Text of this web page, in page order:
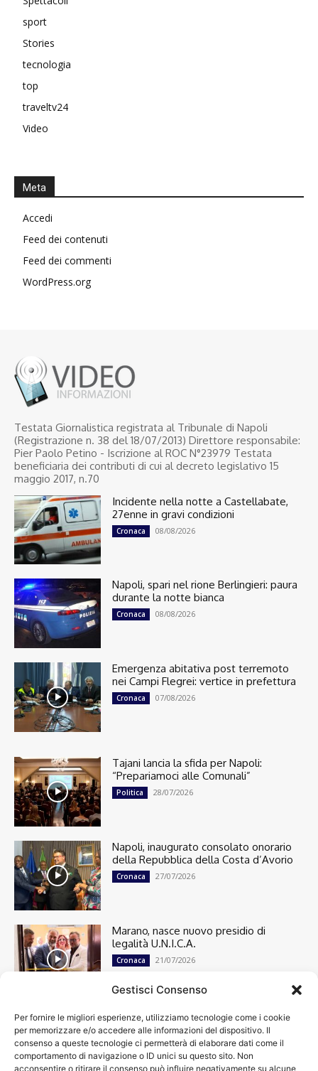
Gestisci Consenso
Per fornire le migliori esperienze, utilizziamo tecnologie come i cookie
per memorizzare e/o accedere alle informazioni del dispositivo. Il
consenso a queste tecnologie ci permetterà di elaborare dati come il
comportamento di navigazione o ID unici su questo sito. Non
acconsentire o ritirare il consenso può influire negativamente su alcune
sport
Stories
tecnologia
top
traveltv24
Video
Meta
Accedi
Feed dei contenuti
Feed dei commenti
WordPress.org
Testata Giornalistica registrata al Tribunale di Napoli
(Registrazione n. 38 del 18/07/2013) Direttore responsabile:
Pier Paolo Petino - Iscrizione al ROC N°23979 Testata
beneficiaria dei contributi di cui al decreto legislativo 15
maggio 2017, n.70
Incidente nella notte a Castellabate,
27enne in gravi condizioni
Cronaca 08/08/2026
Napoli, spari nel rione Berlingieri: paura
durante la notte bianca
Cronaca 08/08/2026
Emergenza abitativa post terremoto
nei Campi Flegrei: vertice in prefettura
Cronaca 07/08/2026
Tajani lancia la sfida per Napoli:
“Prepariamoci alle Comunali”
Politica 28/07/2026
Napoli, inaugurato consolato onorario
della Repubblica della Costa d’Avorio
Cronaca 27/07/2026
Marano, nasce nuovo presidio di
legalità U.N.I.C.A.
Cronaca 21/07/2026
Cronaca
13501
Attualità
7305
top